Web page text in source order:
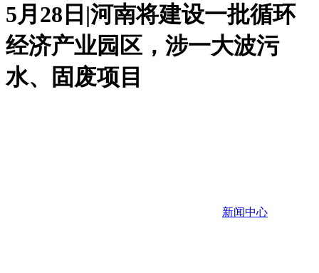
5月28日|河南将建设一批循环
经济产业园区，涉一大波污
水、固废项目
新闻中心